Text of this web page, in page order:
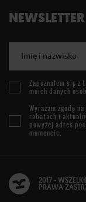
NEWSLETTER
Imię i nazwisko
Zapoznałem się z
moich danych
Wyrażam zgodę
rabatach i
powyżej adres
momencie.
2017 -
PRAWA